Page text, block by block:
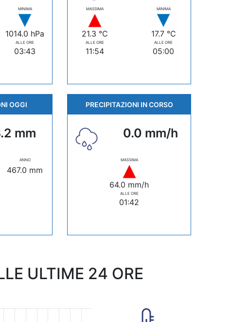
MINIMA
1014.0 hPa
ALLE ORE
03:43
MASSIMA
21.3 °C
ALLE ORE
11:54
MINIMA
17.7 °C
ALLE ORE
05:00
OGGI
mm
ANNO
467.0 mm
PRECIPITAZIONI IN CORSO
0.0 mm/h
MASSIMA
64.0 mm/h
ALLE ORE
01:42
ULTIME 24 ORE